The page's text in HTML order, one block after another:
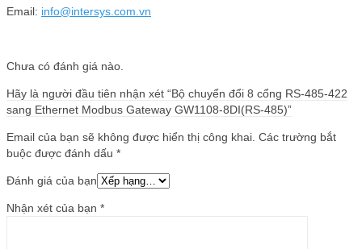
Email: info@intersys.com.vn
Chưa có đánh giá nào.
Hãy là người đầu tiên nhận xét “Bộ chuyển đổi 8 cổng RS-485-422
sang Ethernet Modbus Gateway GW1108-8DI(RS-485)”
Email của bạn sẽ không được hiển thị công khai. Các trường bắt
buộc được đánh dấu *
Đánh giá của bạn
Nhận xét của bạn *